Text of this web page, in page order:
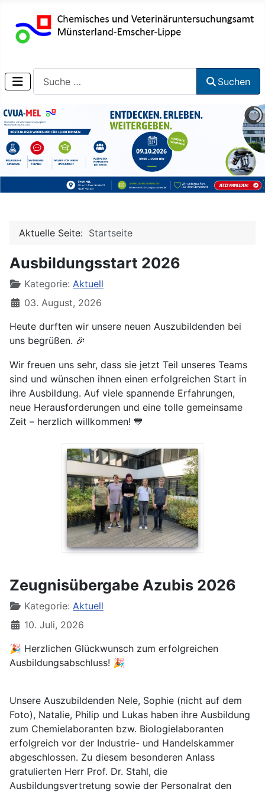
Suchen
Aktuelle Seite: Startseite
Ausbildungsstart 2026
Kategorie: Aktuell
03. August, 2026
Heute durften wir unsere neuen Auszubildenden bei
uns begrüßen. 🎉
Wir freuen uns sehr, dass sie jetzt Teil unseres Teams
sind und wünschen ihnen einen erfolgreichen Start in
ihre Ausbildung. Auf viele spannende Erfahrungen,
neue Herausforderungen und eine tolle gemeinsame
Zeit – herzlich willkommen! 💙
Zeugnisübergabe Azubis 2026
Kategorie: Aktuell
10. Juli, 2026
🎉 Herzlichen Glückwunsch zum erfolgreichen
Ausbildungsabschluss! 🎉
Unsere Auszubildenden Nele, Sophie (nicht auf dem
Foto), Natalie, Philip und Lukas haben ihre Ausbildung
zum Chemielaboranten bzw. Biologielaboranten
erfolgreich vor der Industrie- und Handelskammer
abgeschlossen. Zu diesem besonderen Anlass
gratulierten Herr Prof. Dr. Stahl, die
Ausbildungsvertretung sowie der Personalrat den